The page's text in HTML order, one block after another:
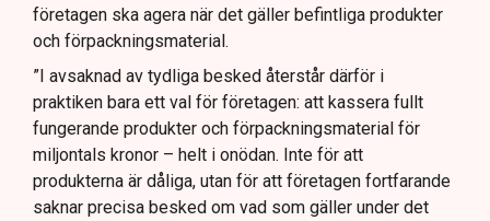
företagen ska agera när det gäller befintliga produkter
och förpackningsmaterial.
”I avsaknad av tydliga besked återstår därför i
praktiken bara ett val för företagen: att kassera fullt
fungerande produkter och förpackningsmaterial för
miljontals kronor – helt i onödan. Inte för att
produkterna är dåliga, utan för att företagen fortfarande
saknar precisa besked om vad som gäller under det